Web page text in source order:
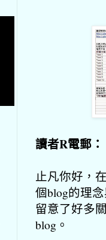
讀者R電郵：
止凡你好，
個blog的理
留意了好多
blog。